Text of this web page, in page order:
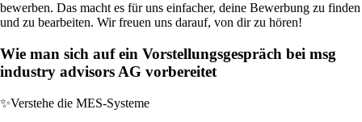
bewerben. Das macht es für uns einfacher, deine Bewerbung zu finden
und zu bearbeiten. Wir freuen uns darauf, von dir zu hören!
Wie man sich auf ein Vorstellungsgespräch bei msg
industry advisors AG vorbereitet
✨Verstehe die MES-Systeme